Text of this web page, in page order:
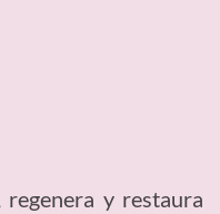
regenera y restaura